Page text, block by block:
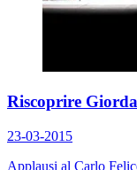
Riscoprire
23-03-2015
Applausi al Carlo